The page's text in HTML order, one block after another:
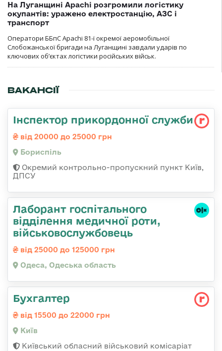
На Луганщині Apachi розгромили логістику
окупантів: уражено електростанцію, АЗС і
транспорт
Оператори ББпС Apachi 81-ї окремої аеромобільної
Слобожанської бригади на Луганщині завдали ударів по
ключових об’єктах логістики російських військ.
ВАКАНСІЇ
Інспектор прикордонної служби
від 20000 до 25000 грн
Бориспіль
Окремий контрольно-пропускний пункт Київ,
ДПСУ
Лаборант госпітального
відділення медичної роти,
військовослужбовець
від 25000 до 125000 грн
Одеса, Одеська область
Бухгалтер
від 15500 до 22000 грн
Київ
Київський обласний військовий комісаріат